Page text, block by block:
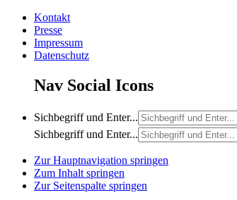
Kontakt
Presse
Impressum
Datenschutz
Nav Social Icons
Sichbegriff und Enter...
Sichbegriff und Enter...
Zur Hauptnavigation springen
Zum Inhalt springen
Zur Seitenspalte springen